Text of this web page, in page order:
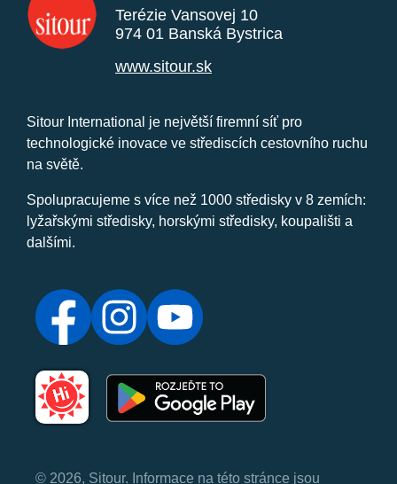
Terézie Vansovej 10
974 01 Banská Bystrica
www.sitour.sk
Sitour International je největší firemní síť pro
technologické inovace ve střediscích cestovního ruchu
na světě.
Spolupracujeme s více než 1000 středisky v 8 zemích:
lyžařskými středisky, horskými středisky, koupališti a
dalšími.
© 2026, Sitour. Informace na této stránce jsou